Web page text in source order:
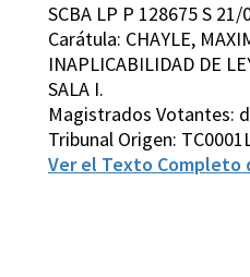
SCBA LP P 128675 S
Carátula: CHAYLE,
INAPLICABILIDAD DE
SALA I.
Magistrados Votantes:
Tribunal Origen:
Ver el Texto Completo